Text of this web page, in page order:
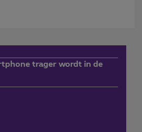
trager wordt in de